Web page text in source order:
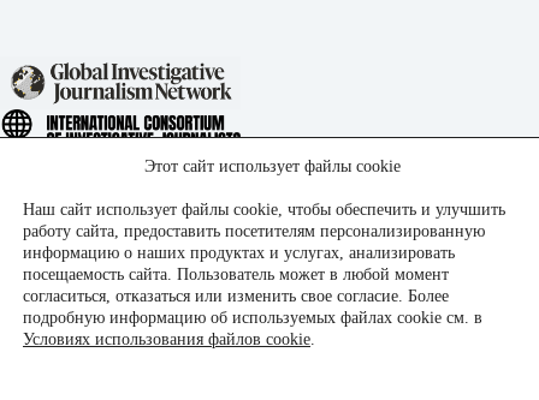
Этот сайт использует файлы cookie
Наш сайт использует файлы cookie, чтобы обеспечить и улучшить
работу сайта, предоставить посетителям персонализированную
информацию о наших продуктах и услугах, анализировать
посещаемость сайта. Пользователь может в любой момент
согласиться, отказаться или изменить свое согласие. Более
подробную информацию об используемых файлах cookie см. в
Условиях использования файлов cookie.